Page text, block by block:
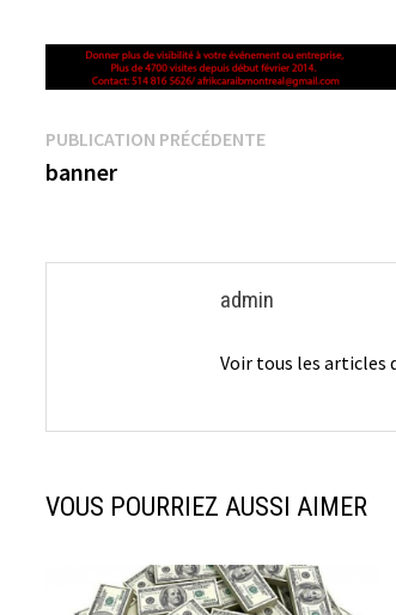
Navigation
de
PUBLICATION PRÉCÉDENTEPublication
banner
admin
Voir tous les articles
VOUS POURRIEZ AUSSI AIMER